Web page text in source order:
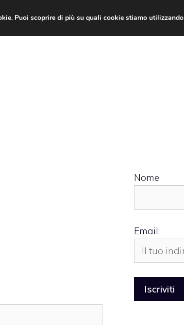
Nome
Email:
Puoi scoprire di più su quali cookie stiamo utilizzando